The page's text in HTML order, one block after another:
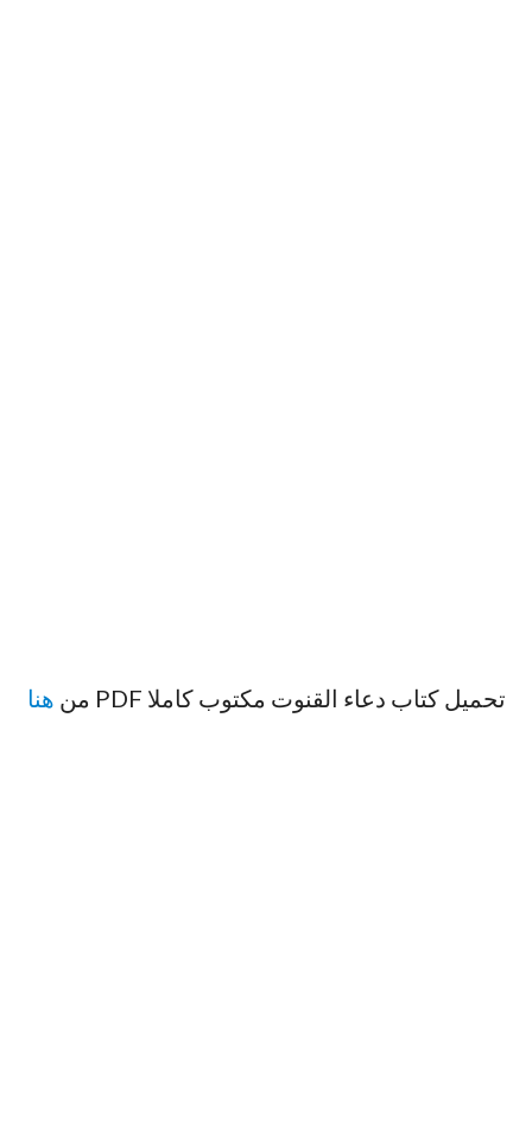
تحميل كتاب دعاء القنوت مكتوب كاملا PDF من هنا